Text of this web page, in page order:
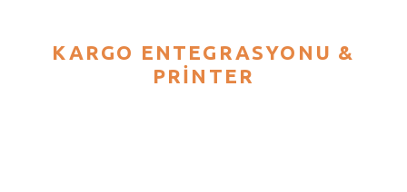
KARGO ENTEGRASYONU &
PRINTER